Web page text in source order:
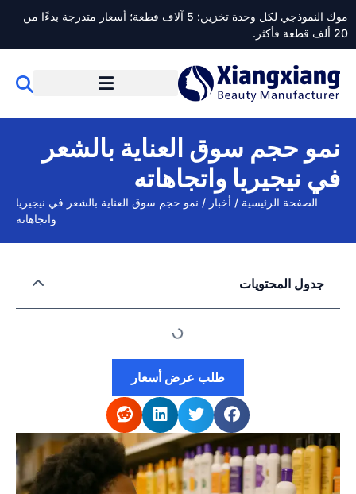
موك النموذجي لكل وحدة تخزين: 5 آلاف قطعة؛ أسعار متدرجة بدءًا من
20 ألف قطعة فأكثر.
نمو حجم سوق العناية بالشعر
في نيجيريا واتجاهاته
الصفحة الرئيسية / أخبار / نمو حجم سوق العناية بالشعر في نيجيريا
واتجاهاته
جدول المحتويات
طلب عرض أسعار